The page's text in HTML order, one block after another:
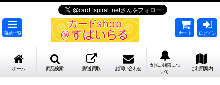
商品一覧 カート ログイン
ホーム 商品検索 郵送買取 お問い合わせ
支払い期限につ
いて
ご利用案内